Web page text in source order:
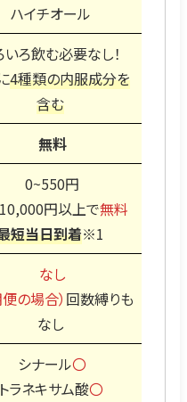
ハイチオール
いろ飲む必要なし！
4種類の内服成分を
含む
無料
0~550円
円以上で無料
短当日到着※1
なし
便の場合） 回数縛りも
なし
シナール〇
トラネキサム酸〇